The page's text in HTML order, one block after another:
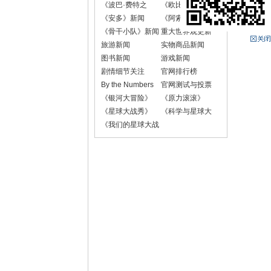
《波巴·费特之
书》新闻
《欧比-旺·克诺
比》新闻
《安多》新闻
《阿索卡》新闻
《骨干小队》新闻 重大世界观更新
旅游新闻
实物商品新闻
图书新闻
游戏新闻
剧情细节关注
官网排行榜
By the Numbers
官网测试与投票
《银河大冒险》
《原力滚滚》
《星球大战秀》
《科学与星球大
《我们的星球大战
故事》